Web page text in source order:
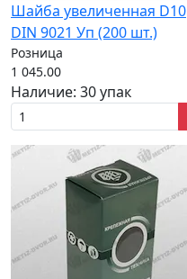
Шайба увеличенная D10
DIN 9021 Уп (200 шт.)
Розница
1 045.00
Наличие: 30 упак